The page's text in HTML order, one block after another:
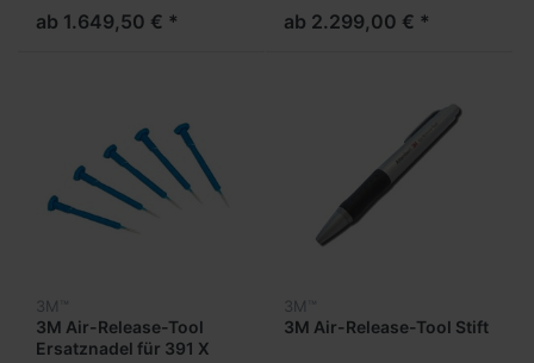
Andruck 75N
ab 1.649,50 € *
Andruck 80N
ab 2.299,00 € *
3M™
3M Air-Release-Tool
Ersatznadel für 391 X
3M™
3M Air-Release-Tool Stift